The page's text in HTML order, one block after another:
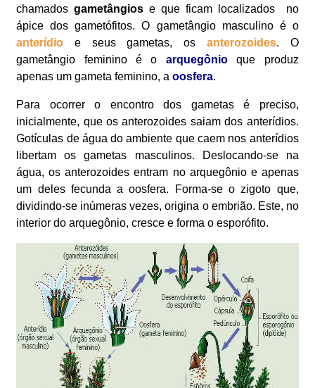
chamadosgametângios e que ficam localizados no
ápice dos gametófitos. O gametângio masculino é o
anterídio e seus gametas, os anterozoides. O
gametângio feminino é o arquegônioque produz
apenas um gameta feminino, aoosfera.
Para ocorrer o encontro dos gametas é preciso,
inicialmente, que os anterozoides saiam dos anterídios.
Gotículas de água do ambiente que caem nos anterídios
libertam os gametas masculinos. Deslocando-se na
água, os anterozoides entram no arquegônio e apenas
um deles fecunda a oosfera. Forma-se o zigoto que,
dividindo-se inúmeras vezes, origina o embrião. Este, no
interior do arquegônio, cresce e forma o esporófito.